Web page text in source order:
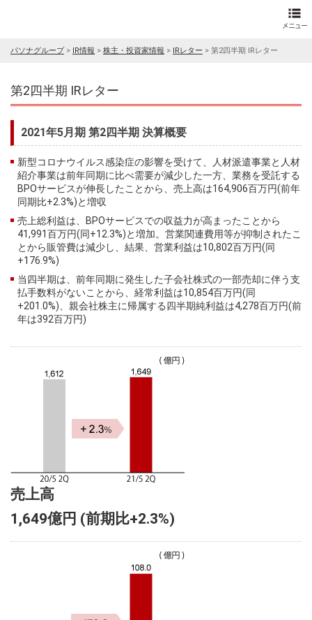
パソナグループ> IR情報 > 株主・投資家情報 > IRレター > 第2四半期 IRレター
第2四半期 IRレター
2021年5月期 第2四半期 決算概要
新型コロナウイルス感染症の影響を受けて、人材派遣事業と人材
紹介事業は前年同期に比べ需要が減少した一方、業務を受託する
BPOサービスが伸長したことから、売上高は164,906百万円(前年
同期比+2.3%)と増収
売上総利益は、BPOサービスでの収益力が高まったことから
41,991百万円(同+12.3%)と増加。営業関連費用等が抑制されたこ
とから販管費は減少し、結果、営業利益は10,802百万円(同
+176.9%)
当四半期は、前年同期に発生した子会社株式の一部売却に伴う支
払手数料がないことから、経常利益は10,854百万円(同
+201.0%)、親会社株主に帰属する四半期純利益は4,278百万円(前
年は392百万円)
売上高
1,649億円 (前期比+2.3%)